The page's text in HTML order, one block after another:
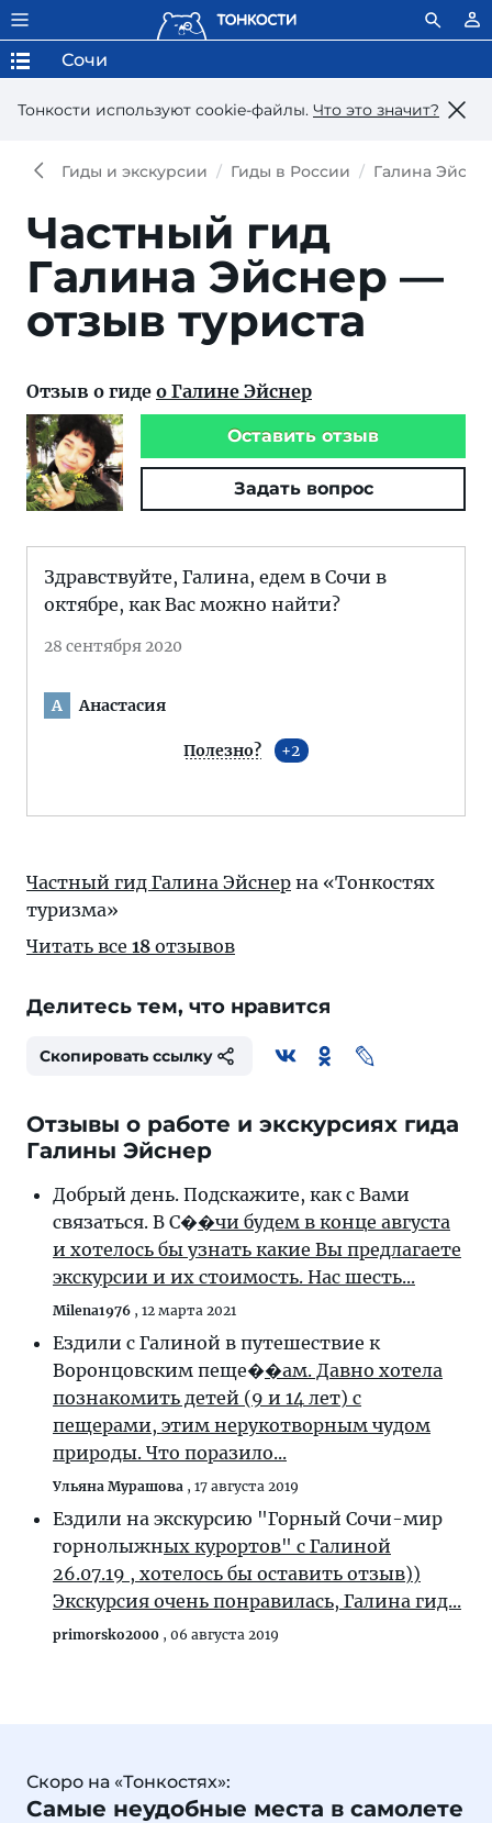
Тонкости используют сookie-файлы. Что это значит?
Сочи
Гиды и экскурсии Гиды в России Галина
Частный гид
Галина Эйснер —
отзыв туриста
Отзыв о гиде о Галине Эйснер
Оставить отзыв
Задать вопрос
Здравствуйте, Галина, едем в Сочи в
октябре, как Вас можно найти?
28 сентября 2020
А Анастасия
Полезно? 2
Частный гид Галина Эйснер на «Тонкостях
туризма»
Читать все 18 отзывов
Делитесь тем, что нравится
Скопировать ссылку
Отзывы о работе и экскурсиях гида
Галины Эйснер
Добрый день. Подскажите, как с Вами
связаться. В С��чи будем в конце августа
и хотелось бы узнать какие Вы предлагаете
экскурсии и их стоимость. Нас шесть...
Milena1976 , 12 марта 2021
Ездили с Галиной в путешествие к
Воронцовским пеще��ам. Давно хотела
познакомить детей (9 и 14 лет) с
пещерами, этим нерукотворным чудом
природы. Что поразило...
Ульяна Мурашова , 17 августа 2019
Ездили на экскурсию "Горный Сочи-мир
горнолыжных курортов" с Галиной
26.07.19 , хотелось бы оставить отзыв))
Экскурсия очень понравилась, Галина гид...
primorsko2000 , 06 августа 2019
Скоро на «Тонкостях»:
Самые неудобные места в самолете